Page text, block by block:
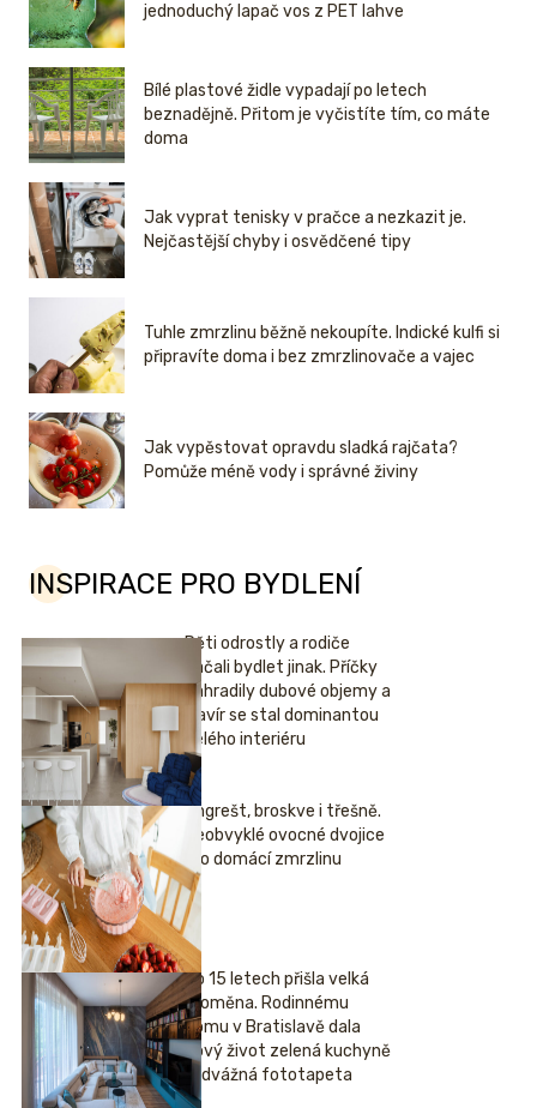
jednoduchý lapač vos z PET lahve
Bílé plastové židle vypadají po letech
beznadějně. Přitom je vyčistíte tím, co máte
doma
Jak vyprat tenisky v pračce a nezkazit je.
Nejčastější chyby i osvědčené tipy
Tuhle zmrzlinu běžně nekoupíte. Indické kulfi si
připravíte doma i bez zmrzlinovače a vajec
Jak vypěstovat opravdu sladká rajčata?
Pomůže méně vody i správné živiny
INSPIRACE PRO BYDLENÍ
Děti odrostly a rodiče
začali bydlet jinak. Příčky
nahradily dubové objemy a
klavír se stal dominantou
celého interiéru
Angrešt, broskve i třešně.
Neobvyklé ovocné dvojice
pro domácí zmrzlinu
Po 15 letech přišla velká
proměna. Rodinnému
domu v Bratislavě dala
nový život zelená kuchyně
i odvážná fototapeta